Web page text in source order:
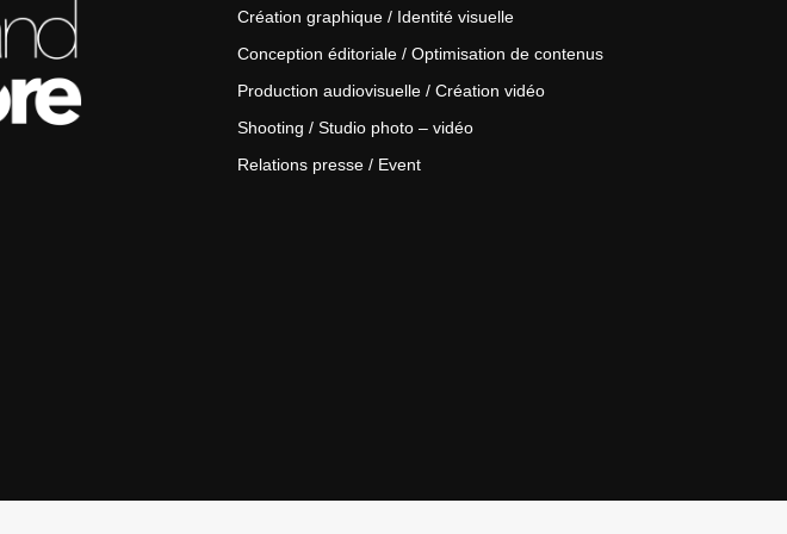
Création graphique / Identité visuelle
Conception éditoriale / Optimisation de contenus
Production audiovisuelle / Création vidéo
Shooting / Studio photo – vidéo
Relations presse / Event